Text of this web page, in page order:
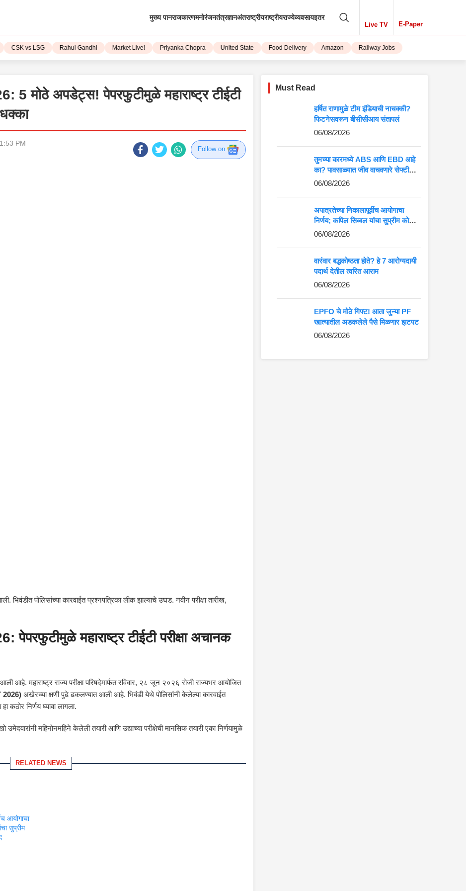
मुख्य पानराजकारणमनोरंजनतंत्रज्ञानअंतराष्ट्रीयराष्ट्रीयराज्येव्यवसायइतर
Live TV E-Paper
CSK vs LSG Rahul Gandhi Market Live! Priyanka Chopra United State Food Delivery Amazon Railway Jobs iPhone 15
मोठे अपडेट्स! पेपरफुटीमुळे महाराष्ट्र टीईटी
धक्का
PM
Follow on
भिवंडीत पोलिसांच्या कारवाईत प्रश्नपत्रिका लीक झाल्याचे उघड. नवीन परीक्षा तारीख,
महाराष्ट्र टीईटी परीक्षा अचानक
आली आहे. महाराष्ट्र राज्य परीक्षा परिषदेमार्फत रविवार, २८ जून २०२६ रोजी राज्यभर आयोजित
2026) अखेरच्या क्षणी पुढे ढकलण्यात आली आहे. भिवंडी येथे पोलिसांनी केलेल्या कारवाईत
कठोर निर्णय घ्यावा लागला.
उमेदवारांनी महिनोनमहिने केलेली तयारी आणि उद्याच्या परीक्षेची मानसिक तयारी एका निर्णयामुळे
RELATED NEWS
आयोगाचा
सुप्रीम
Must Read
हर्षित राणामुळे टीम इंडियाची नाचक्की?
फिटनेसवरून बीसीसीआय संतापलं
06/08/2026
तुमच्या कारमध्ये ABS आणि EBD आहे
का? पावसाळ्यात जीव वाचवणारे सेफ्टी
फीचर्स जाणून घ्या
06/08/2026
अपात्रतेच्या निकालापूर्वीच आयोगाचा
निर्णय; कपिल सिब्बल यांचा सुप्रीम कोर्टात
जोरदार युक्तिवाद
06/08/2026
वारंवार बद्धकोष्ठता होते? हे 7 आरोग्यदायी
पदार्थ देतील त्वरित आराम
06/08/2026
EPFO चे मोठे गिफ्ट! आता जुन्या PF
खात्यातील अडकलेले पैसे मिळणार झटपट
06/08/2026